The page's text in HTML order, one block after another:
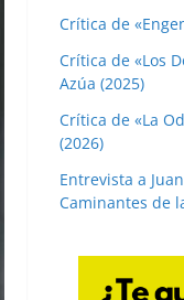
Crítica de
Crítica de «Los
Azúa (2025)
Crítica de «La
(2026)
Entrevista a
Caminantes de